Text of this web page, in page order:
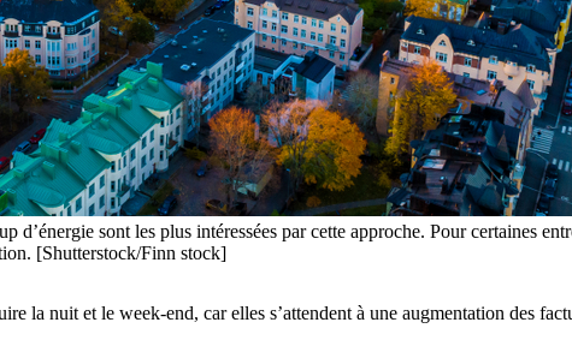
d’énergie sont les plus intéressées par cette approche. Pour certaines
[Shutterstock/Finn stock]
la nuit et le week-end, car elles s’attendent à une augmentation des